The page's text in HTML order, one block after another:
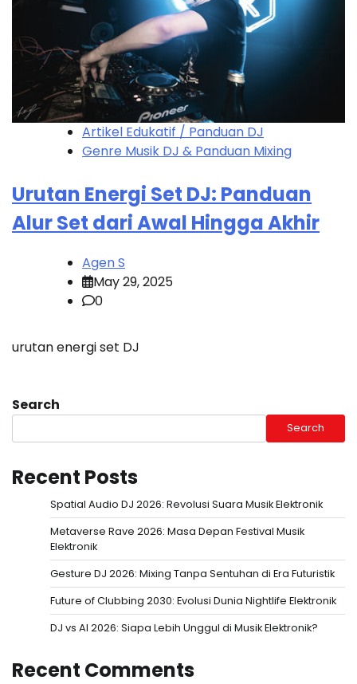
Artikel Edukatif / Panduan DJ
Genre Musik DJ & Panduan Mixing
Urutan Energi Set DJ: Panduan
Alur Set dari Awal Hingga Akhir
Agen S
May 29, 2025
0
urutan energi set DJ
Search
Search
Recent Posts
Spatial Audio DJ 2026: Revolusi Suara Musik Elektronik
Metaverse Rave 2026: Masa Depan Festival Musik
Elektronik
Gesture DJ 2026: Mixing Tanpa Sentuhan di Era Futuristik
Future of Clubbing 2030: Evolusi Dunia Nightlife Elektronik
DJ vs AI 2026: Siapa Lebih Unggul di Musik Elektronik?
Recent Comments